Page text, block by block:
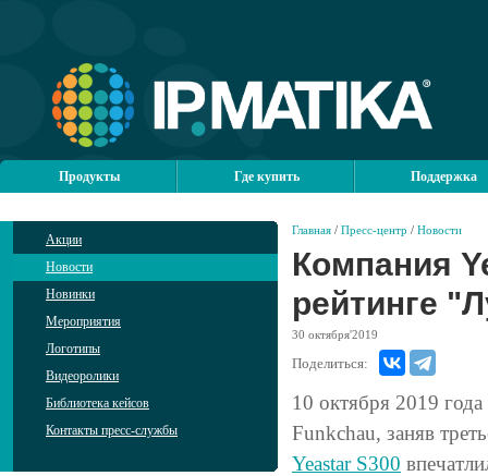
Продукты Где купить Поддержка
Акции
Новости
Новинки
Мероприятия
Логотипы
Видеоролики
Библиотека кейсов
Контакты пресс-службы
Главная / Пресс-центр / Новости
Компания
рейтинге
30 октября'2019
Поделиться:
10 октября 2019
Funkchau, заняв
Yeastar S300